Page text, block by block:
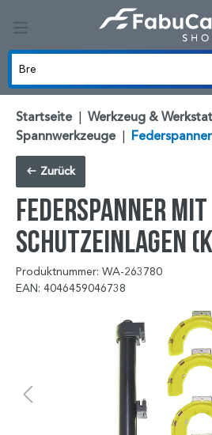
Startseite | Werkzeug &
Spannwerkzeuge | Federspanner
Zurück
Federspanner mit
Schutzeinlagen
Produktnummer: WA-263780
EAN: 4046459046738